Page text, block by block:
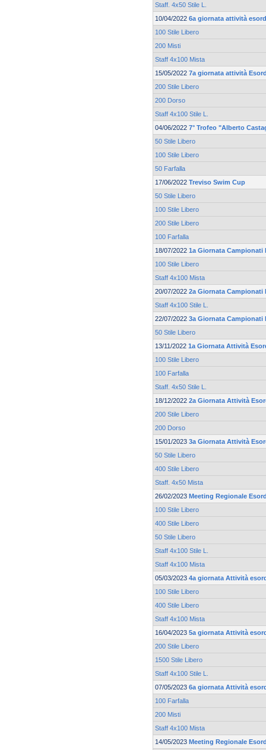
Staff. 4x50 Stile L.
10/04/2022 6a giornata attività
100 Stile Libero
200 Misti
Staff 4x100 Mista
15/05/2022 7a giornata attività
200 Stile Libero
200 Dorso
Staff 4x100 Stile L.
04/06/2022 7° Trofeo "Alberto
50 Stile Libero
100 Stile Libero
50 Farfalla
17/06/2022 Treviso Swim Cup
50 Stile Libero
100 Stile Libero
200 Stile Libero
100 Farfalla
18/07/2022 1a Giornata
100 Stile Libero
Staff 4x100 Mista
20/07/2022 2a Giornata
Staff 4x100 Stile L.
22/07/2022 3a Giornata
50 Stile Libero
13/11/2022 1a Giornata Attività
100 Stile Libero
100 Farfalla
Staff. 4x50 Stile L.
18/12/2022 2a Giornata Attività
200 Stile Libero
200 Dorso
15/01/2023 3a Giornata Attività
50 Stile Libero
400 Stile Libero
Staff. 4x50 Mista
26/02/2023 Meeting Regionale
100 Stile Libero
400 Stile Libero
50 Stile Libero
Staff 4x100 Stile L.
Staff 4x100 Mista
05/03/2023 4a giornata Attività
100 Stile Libero
400 Stile Libero
Staff 4x100 Mista
16/04/2023 5a giornata Attività
200 Stile Libero
1500 Stile Libero
Staff 4x100 Stile L.
07/05/2023 6a giornata Attività
100 Farfalla
200 Misti
Staff 4x100 Mista
14/05/2023 Meeting Regionale